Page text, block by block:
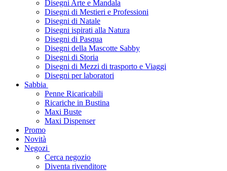
Disegni Arte e Mandala
Disegni di Mestieri e Professioni
Disegni di Natale
Disegni ispirati alla Natura
Disegni di Pasqua
Disegni della Mascotte Sabby
Disegni di Storia
Disegni di Mezzi di trasporto e Viaggi
Disegni per laboratori
Sabbia
Penne Ricaricabili
Ricariche in Bustina
Maxi Buste
Maxi Dispenser
Promo
Novità
Negozi
Cerca negozio
Diventa rivenditore